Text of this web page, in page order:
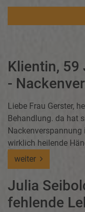
Klientin, 59
-
Liebe Frau Gerster,
Behandlung. da hat
Nackenverspannung
wirklich heilende
weiter
Julia
fehlende